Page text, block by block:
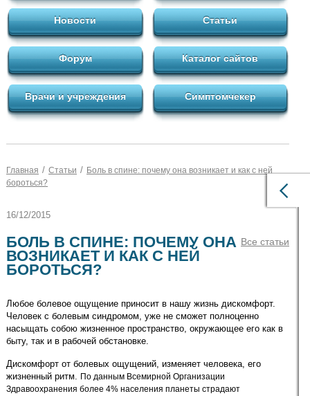
Новости Статьи
Форум Каталог сайтов
Врачи и учреждения Симптомчекер
Главная / Статьи / Боль в спине: почему она возникает и как с ней
бороться?
16/12/2015
Все статьи
БОЛЬ В СПИНЕ: ПОЧЕМУ ОНА
ВОЗНИКАЕТ И КАК С НЕЙ
БОРОТЬСЯ?
Любое болевое ощущение приносит в нашу жизнь дискомфорт.
Человек с болевым синдромом, уже не сможет полноценно
насыщать собою жизненное пространство, окружающее его как в
быту, так и в рабочей обстановке.
Дискомфорт от болевых ощущений, изменяет человека, его
жизненный ритм. По данным Всемирной Организации
Здравоохранения более 4% населения планеты страдают